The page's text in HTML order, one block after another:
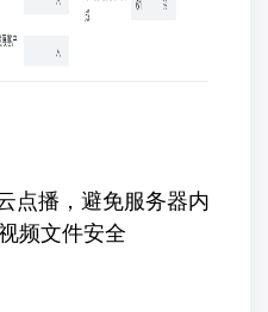
点播，避免服务器内
频文件安全